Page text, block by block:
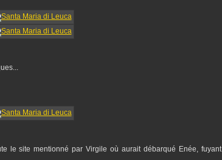
le site mentionné par Virgile où aurait débarqué Enée, fuyant